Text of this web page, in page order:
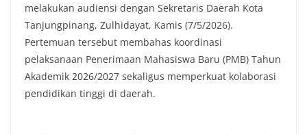
melakukan audiensi dengan Sekretaris Daerah Kota
Tanjungpinang, Zulhidayat, Kamis (7/5/2026).
Pertemuan tersebut membahas koordinasi
pelaksanaan Penerimaan Mahasiswa Baru (PMB) Tahun
Akademik 2026/2027 sekaligus memperkuat kolaborasi
pendidikan tinggi di daerah.